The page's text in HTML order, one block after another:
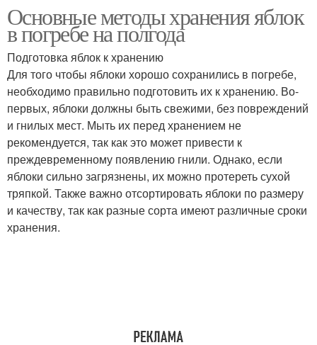
Условия для хранения Хранения в погребе
Яблоки при хранении Новички при хранении
Основные методы хранения яблок
в погребе на полгода
Подготовка яблок к хранению
Для того чтобы яблоки хорошо сохранились в погребе,
необходимо правильно подготовить их к хранению. Во-
первых, яблоки должны быть свежими, без повреждений
и гнилых мест. Мыть их перед хранением не
рекомендуется, так как это может привести к
преждевременному появлению гнили. Однако, если
яблоки сильно загрязнены, их можно протереть сухой
тряпкой. Также важно отсортировать яблоки по размеру
и качеству, так как разные сорта имеют различные сроки
хранения.